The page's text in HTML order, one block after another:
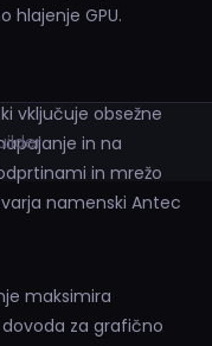
hlajenje GPU.
vključuje obsežne
in na
in mrežo
namenski Antec
maksimira
za grafično